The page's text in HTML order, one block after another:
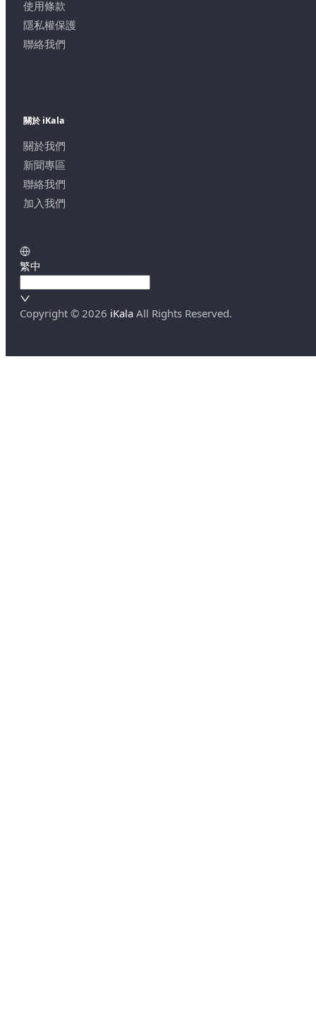
使用條款
隱私權保護
聯絡我們
關於 iKala
關於我們
新聞專區
聯絡我們
加入我們
繁中
Copyright © 2026 iKala All Rights Reserved.